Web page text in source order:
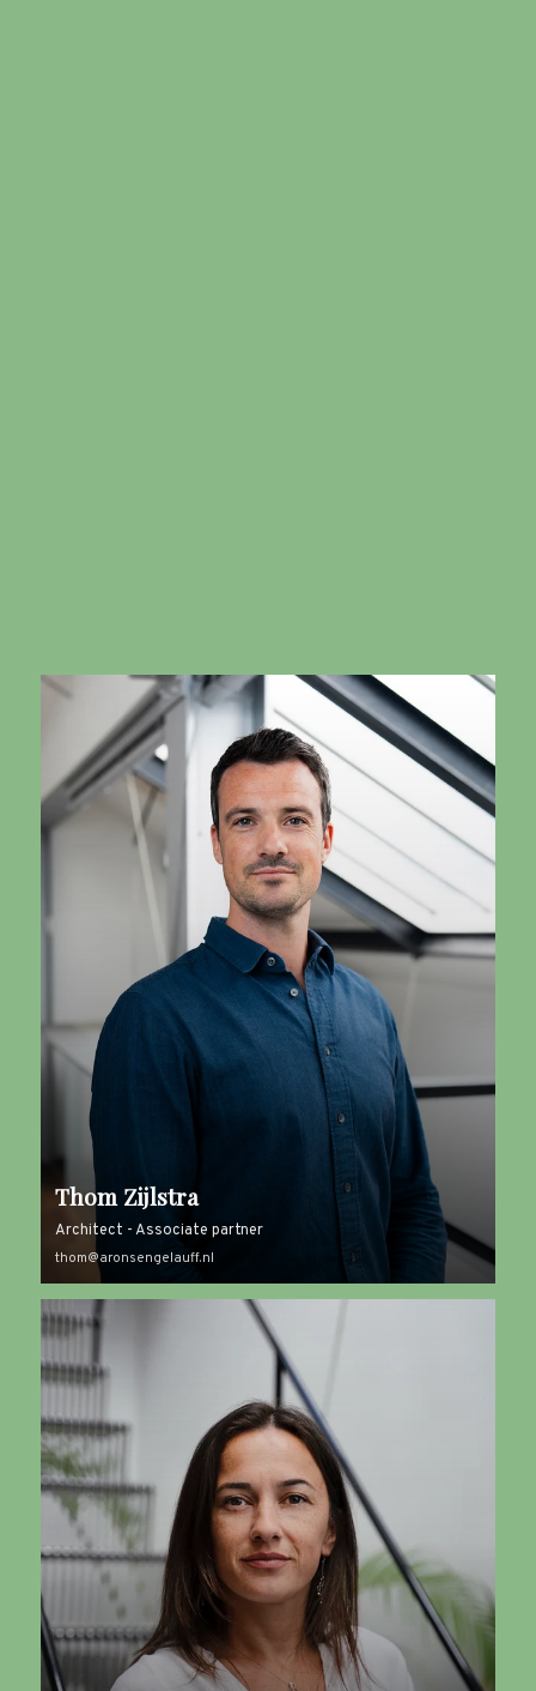
Thom Zijlstra
Architect - Associate partner
thom@aronsengelauff.nl